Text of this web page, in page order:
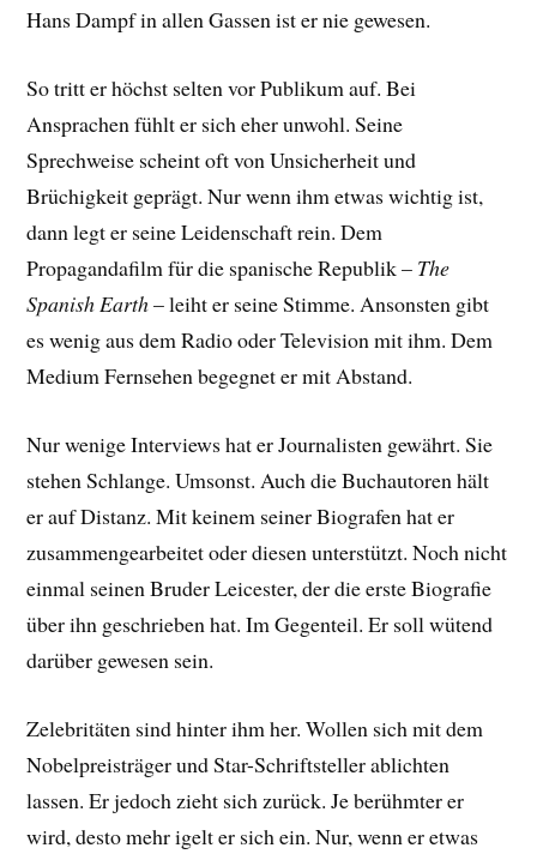
Hans Dampf in allen Gassen ist er nie gewesen.
So tritt er höchst selten vor Publikum auf. Bei
Ansprachen fühlt er sich eher unwohl. Seine
Sprechweise scheint oft von Unsicherheit und
Brüchigkeit geprägt. Nur wenn ihm etwas wichtig ist,
dann legt er seine Leidenschaft rein. Dem
Propagandafilm für die spanische Republik – The
Spanish Earth– leiht er seine Stimme. Ansonsten gibt
es wenig aus dem Radio oder Television mit ihm. Dem
Medium Fernsehen begegnet er mit Abstand.
Nur wenige Interviews hat er Journalisten gewährt. Sie
stehen Schlange. Umsonst. Auch die Buchautoren hält
er auf Distanz. Mit keinem seiner Biografen hat er
zusammengearbeitet oder diesen unterstützt. Noch nicht
einmal seinen Bruder Leicester, der die erste Biografie
über ihn geschrieben hat. Im Gegenteil. Er soll wütend
darüber gewesen sein.
Zelebritäten sind hinter ihm her. Wollen sich mit dem
Nobelpreisträger und Star-Schriftsteller ablichten
lassen. Er jedoch zieht sich zurück. Je berühmter er
wird, desto mehr igelt er sich ein. Nur, wenn er etwas